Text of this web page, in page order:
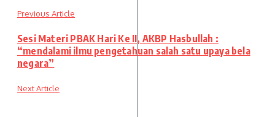
Previous Article
Sesi Materi PBAK Hari Ke II, AKBP Hasbullah :
“mendalami ilmu pengetahuan salah satu upaya bela
negara”
Next Article